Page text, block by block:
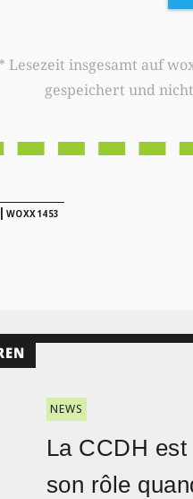
* Lesezeit insgesamt auf woxx.lu: 0 Minute. Diese Daten werden nur in
gespeichert und
| WOXX1453
NEWS
La CCDH est
son rôle